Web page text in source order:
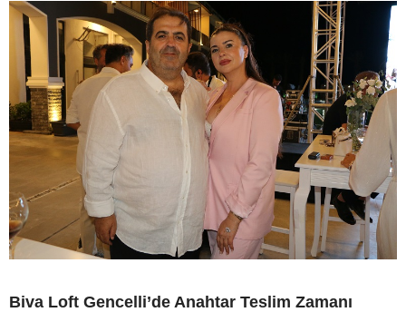
Biva Loft Gencelli’de Anahtar Teslim Zamanı